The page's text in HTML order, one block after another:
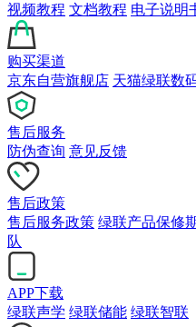
视频教程 文档教程 电子说明
购买渠道
京东自营旗舰店 天猫绿联数
售后服务
防伪查询 意见反馈
售后政策
售后服务政策 绿联产品保修
队
APP下载
绿联声学 绿联储能 绿联智联